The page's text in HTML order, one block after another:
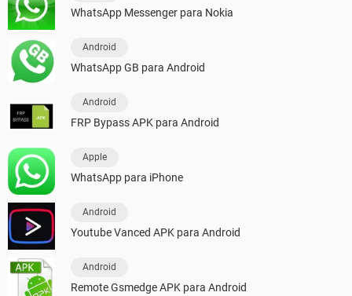
WhatsApp Messenger para Nokia
Android
WhatsApp GB para Android
Android
FRP Bypass APK para Android
Apple
WhatsApp para iPhone
Android
Youtube Vanced APK para Android
Android
Remote Gsmedge APK para Android